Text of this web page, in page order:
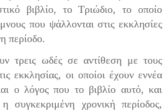
βιβλίο, το Τριώδιο, το οποίο
που ψάλλονται στις εκκλησίες
περίοδο.
τρεις ωδές σε αντίθεση με τους
εκκλησίας, οι οποίοι έχουν εννέα
ο λόγος που το βιβλίο αυτό, και
συγκεκριμένη χρονική περίοδος,